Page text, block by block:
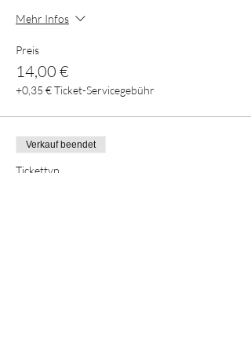
Mehr Infos
Preis
14,00 €
+0,35 € Ticket-Servicegebühr
Verkauf beendet
Tickettyp